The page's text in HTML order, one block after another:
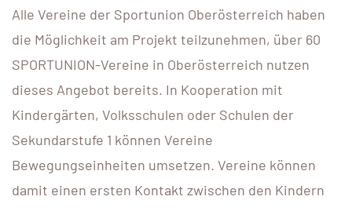
Alle Vereine der Sportunion Oberösterreich haben
die Möglichkeit am Projekt teilzunehmen, über 60
SPORTUNION-Vereine in Oberösterreich nutzen
dieses Angebot bereits. In Kooperation mit
Kindergärten, Volksschulen oder Schulen der
Sekundarstufe 1 können Vereine
Bewegungseinheiten umsetzen. Vereine können
damit einen ersten Kontakt zwischen den Kindern